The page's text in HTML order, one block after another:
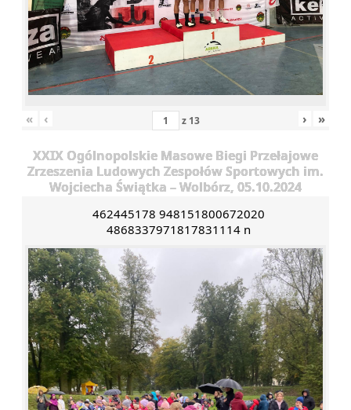
« ‹ z 13 › »
XXIX Ogólnopolskie Masowe Biegi Przełajowe
Zrzeszenia Ludowych Zespołów Sportowych im.
Wojciecha Świątka – Wolbórz, 05.10.2024
462445178 948151800672020
4868337971817831114 n